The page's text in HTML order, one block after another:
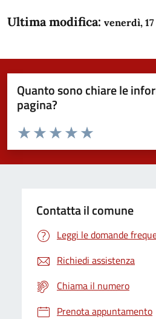
Ultima modifica: venerdì,
Quanto sono chiare le
pagina?
Domanda
Valuta da 1 a 5 stelle la pagina
Valuta 5 stelle su
Valuta 4 stelle su 5
Valuta 3 stelle su 5
Valuta 2 stelle su 5
Valuta 1 stelle su 5
Contatta il comune
Leggi le domande
Richiedi assistenza
Chiama il numero
Prenota appuntamento